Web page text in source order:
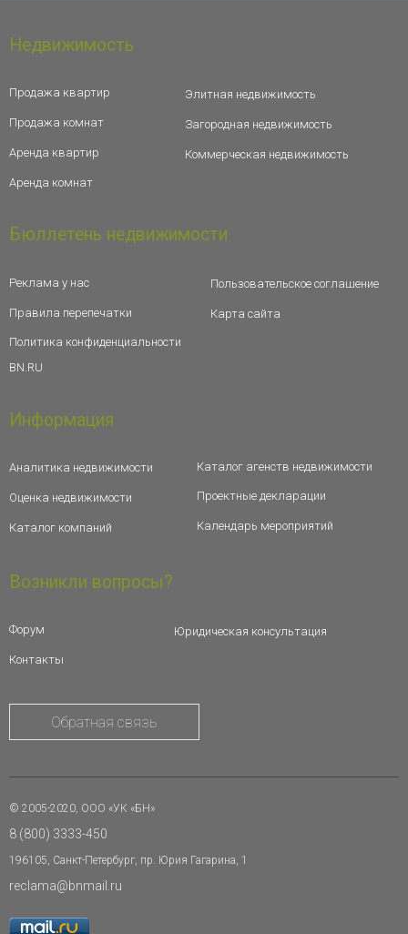
Недвижимость
Продажа квартир
Продажа комнат
Аренда квартир
Аренда комнат
Элитная недвижимость
Загородная недвижимость
Коммерческая недвижимость
Бюллетень недвижимости
Реклама у нас
Правила перепечатки
Политика конфиденциальности
BN.RU
Пользовательское соглашение
Карта сайта
Информация
Аналитика недвижимости
Оценка недвижимости
Каталог компаний
Каталог агенств недвижимости
Проектные декларации
Календарь мероприятий
Возникли вопросы?
Форум
Контакты
Юридическая консультация
Обратная связь
© 2005-2020, ООО «УК «БН»
8 (800) 3333-450
196105, Санкт-Петербург, пр. Юрия Гагарина, 1
reclama@bnmail.ru